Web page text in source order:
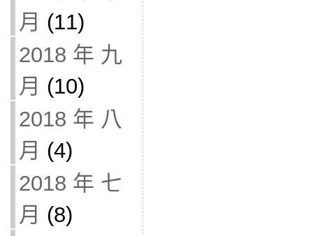
月 (11)
2018 年 九
月 (10)
2018 年 八
月 (4)
2018 年 七
月 (8)